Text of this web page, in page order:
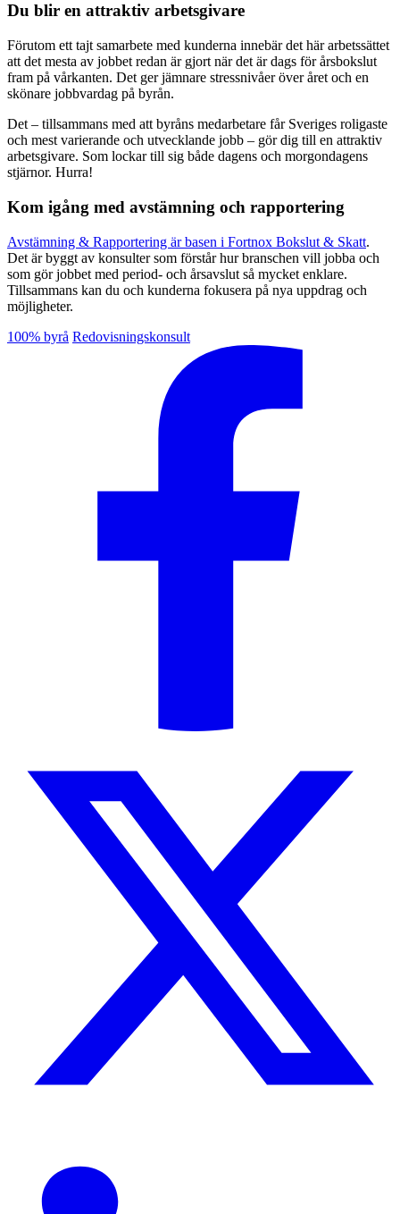
Du blir en attraktiv arbetsgivare
Förutom ett tajt samarbete med kunderna innebär det här arbetssättet
att det mesta av jobbet redan är gjort när det är dags för årsbokslut
fram på vårkanten. Det ger jämnare stressnivåer över året och en
skönare jobbvardag på byrån.
Det – tillsammans med att byråns medarbetare får Sveriges roligaste
och mest varierande och utvecklande jobb – gör dig till en attraktiv
arbetsgivare. Som lockar till sig både dagens och morgondagens
stjärnor. Hurra!
Kom igång med avstämning och rapportering
Avstämning & Rapportering är basen i Fortnox Bokslut & Skatt.
Det är byggt av konsulter som förstår hur branschen vill jobba och
som gör jobbet med period- och årsavslut så mycket enklare.
Tillsammans kan du och kunderna fokusera på nya uppdrag och
möjligheter.
100% byrå Redovisningskonsult